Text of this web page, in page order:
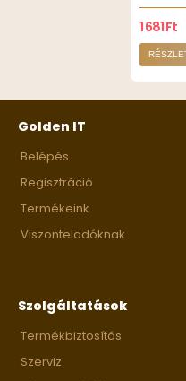
1 681 Ft
Golden IT
Belépés
Regisztráció
Termékeink
Viszonteladóknak
Szolgáltatások
Termékbiztosítás
Szerviz